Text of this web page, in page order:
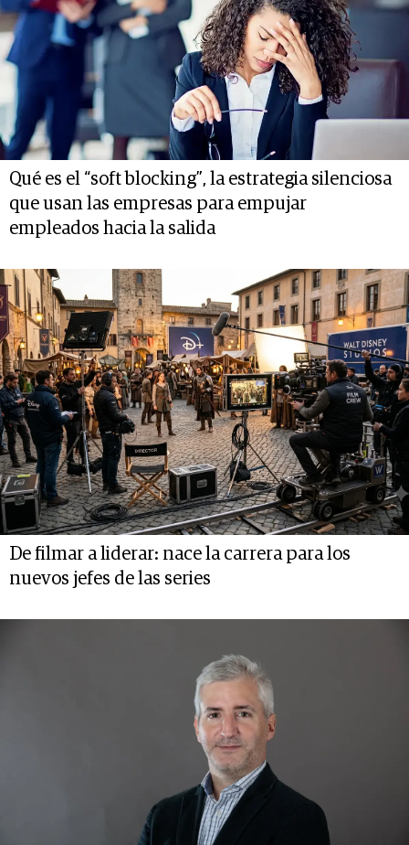
Qué es el “soft blocking”, la estrategia silenciosa
que usan las empresas para empujar
empleados hacia la salida
De filmar a liderar: nace la carrera para los
nuevos jefes de las series